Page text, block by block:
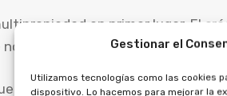
Gestionar el
Utilizamos tecnologías como las cookies
dispositivo. Lo hacemos para mejorar la
en primer lugar. El
puede anularse por separado.
solicitar la anulación del